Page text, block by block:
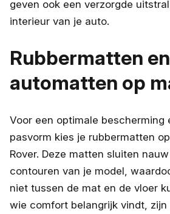
geven ook een verzorgde
interieur van je auto.
Rubbermatten
automatten op
Voor een optimale bescherming
pasvorm kies je rubbermatten
Rover. Deze matten sluiten
contouren van je model,
niet tussen de mat en de vloer
wie comfort belangrijk vindt,